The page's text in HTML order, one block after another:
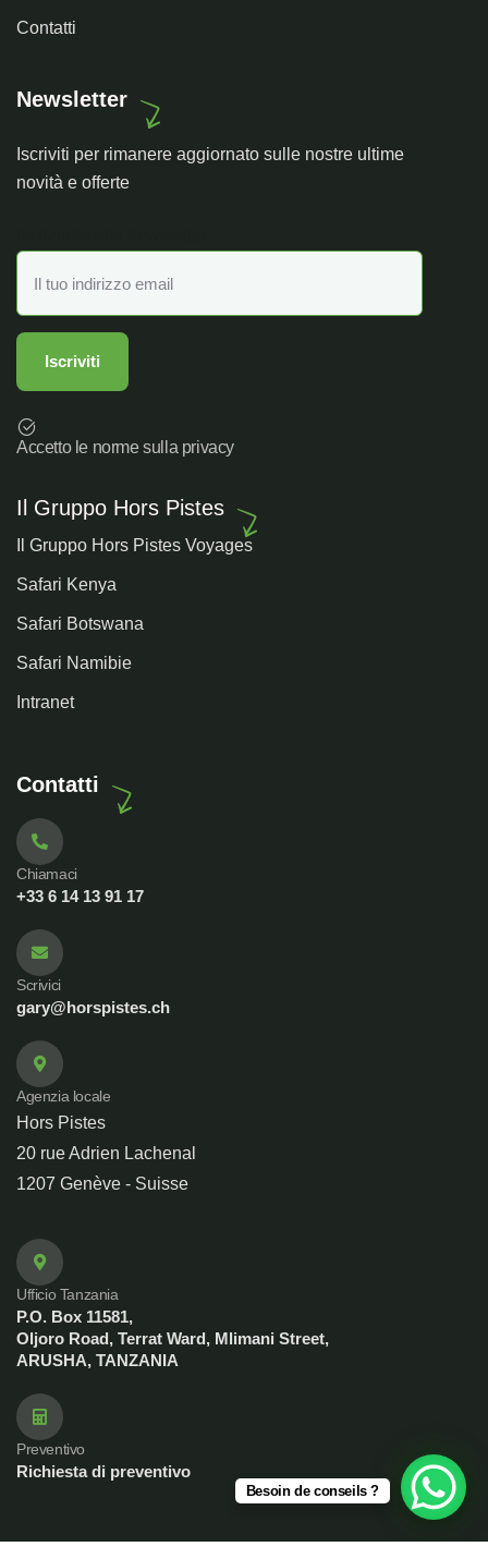
Contatti
Newsletter
Iscriviti per rimanere aggiornato sulle nostre ultime
novità e offerte
Accetto le norme sulla privacy
Il Gruppo Hors Pistes
Il Gruppo Hors Pistes Voyages
Safari Kenya
Safari Botswana
Safari Namibie
Intranet
Contatti
Chiamaci
+33 6 14 13 91 17
Scrivici
gary@horspistes.ch
Agenzia locale
Hors Pistes
20 rue Adrien Lachenal
1207 Genève - Suisse
Ufficio Tanzania
P.O. Box 11581,
Oljoro Road, Terrat Ward, Mlimani Street,
ARUSHA, TANZANIA
Preventivo
Richiesta di preventivo
Besoin de conseils ?